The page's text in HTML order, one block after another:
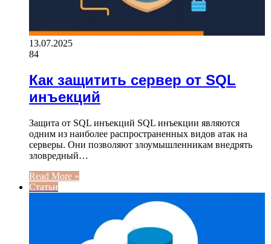
13.07.2025
84
Как защитить сервер от SQL
инъекций
Защита от SQL инъекций SQL инъекции являются
одним из наиболее распространенных видов атак на
серверы. Они позволяют злоумышленникам внедрять
зловредный…
Read More »
Статьи